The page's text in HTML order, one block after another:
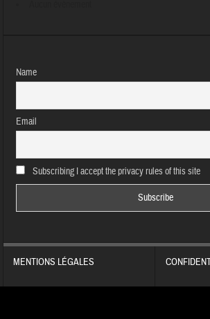
Name
Email
Subscribing I accept the privacy rules of this site
MENTIONS LÉGALES